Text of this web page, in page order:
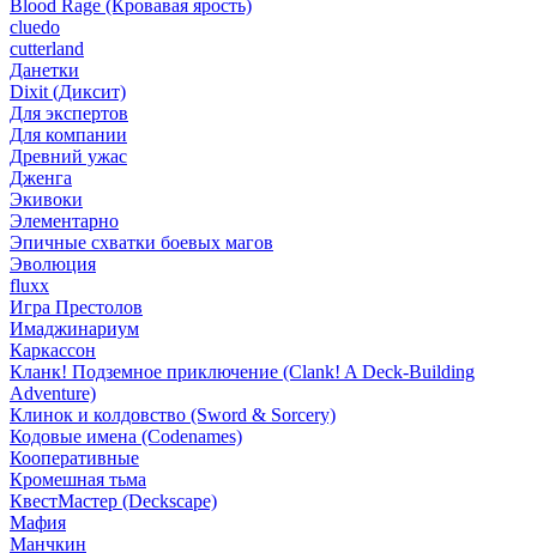
Blood Rage (Кровавая ярость)
cluedo
cutterland
Данетки
Dixit (Диксит)
Для экспертов
Для компании
Древний ужас
Дженга
Экивоки
Элементарно
Эпичные схватки боевых магов
Эволюция
fluxx
Игра Престолов
Имаджинариум
Каркассон
Кланк! Подземное приключение (Clank! A Deck-Building
Adventure)
Клинок и колдовство (Sword & Sorcery)
Кодовые имена (Codenames)
Кооперативные
Кромешная тьма
КвестМастер (Deckscape)
Мафия
Манчкин